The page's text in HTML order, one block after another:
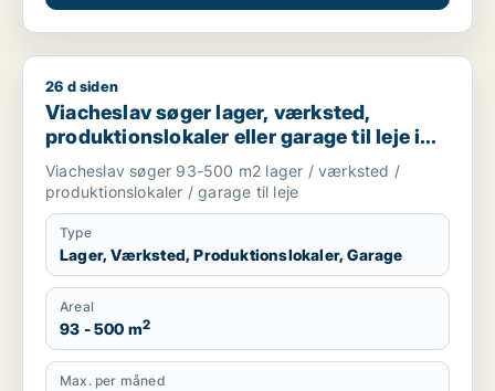
Viacheslav søger lager, værksted, produktionslokaler eller
26 d siden
Viacheslav søger lager, værksted,
produktionslokaler eller garage til leje i
Karup J, Skive eller Højslev m.fl.
Viacheslav søger 93-500 m2 lager / værksted /
produktionslokaler / garage til leje
Type
Lager, Værksted, Produktionslokaler, Garage
Areal
93 - 500 m2
Max. per måned